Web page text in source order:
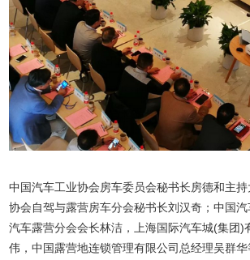
中国汽车工业协会房车委员会秘书长房德和主
协会自驾与露营房车分会秘书长刘汉奇；中国
汽车露营分会会长林洁，上海国际汽车城(集团)
伟，中国露营地连锁管理有限公司总经理吴群